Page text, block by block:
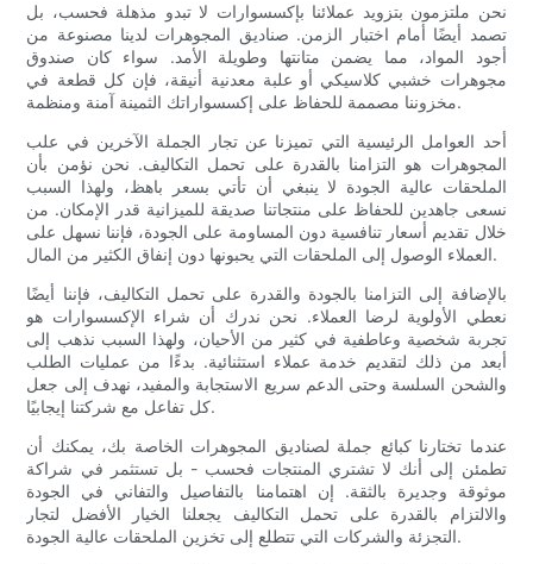
نحن ملتزمون بتزويد عملائنا بإكسسوارات لا تبدو مذهلة فحسب، بل
تصمد أيضًا أمام اختبار الزمن. صناديق المجوهرات لدينا مصنوعة من
أجود المواد، مما يضمن متانتها وطويلة الأمد. سواء كان صندوق
مجوهرات خشبي كلاسيكي أو علبة معدنية أنيقة، فإن كل قطعة في
مخزوننا مصممة للحفاظ على إكسسواراتك الثمينة آمنة ومنظمة.
أحد العوامل الرئيسية التي تميزنا عن تجار الجملة الآخرين في علب
المجوهرات هو التزامنا بالقدرة على تحمل التكاليف. نحن نؤمن بأن
الملحقات عالية الجودة لا ينبغي أن تأتي بسعر باهظ، ولهذا السبب
نسعى جاهدين للحفاظ على منتجاتنا صديقة للميزانية قدر الإمكان. من
خلال تقديم أسعار تنافسية دون المساومة على الجودة، فإننا نسهل على
العملاء الوصول إلى الملحقات التي يحبونها دون إنفاق الكثير من المال.
بالإضافة إلى التزامنا بالجودة والقدرة على تحمل التكاليف، فإننا أيضًا
نعطي الأولوية لرضا العملاء. نحن ندرك أن شراء الإكسسوارات هو
تجربة شخصية وعاطفية في كثير من الأحيان، ولهذا السبب نذهب إلى
أبعد من ذلك لتقديم خدمة عملاء استثنائية. بدءًا من عمليات الطلب
والشحن السلسة وحتى الدعم سريع الاستجابة والمفيد، نهدف إلى جعل
كل تفاعل مع شركتنا إيجابيًا.
عندما تختارنا كبائع جملة لصناديق المجوهرات الخاصة بك، يمكنك أن
تطمئن إلى أنك لا تشتري المنتجات فحسب - بل تستثمر في شراكة
موثوقة وجديرة بالثقة. إن اهتمامنا بالتفاصيل والتفاني في الجودة
والالتزام بالقدرة على تحمل التكاليف يجعلنا الخيار الأفضل لتجار
التجزئة والشركات التي تتطلع إلى تخزين الملحقات عالية الجودة.